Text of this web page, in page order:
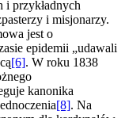
i przykładnych
i misjonarzy.
jest o
epidemii „udawali
[6]. W roku 1838
kanonika
[8]. Na